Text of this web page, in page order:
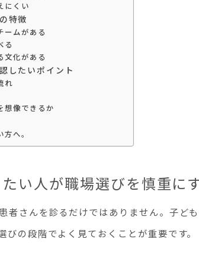
にくい
特徴
ームがある
る
文化がある
したいポイント
れ
想像できるか
へ。
い人が職場選びを慎重に
者さんを診るだけではありません。子ど
の段階でよく見ておくことが重要です。